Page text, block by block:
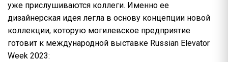
уже прислушиваются коллеги. Именно ее
дизайнерская идея легла в основу концепции новой
коллекции, которую могилевское предприятие
готовит к международной выставке Russian Elevator
Week 2023: